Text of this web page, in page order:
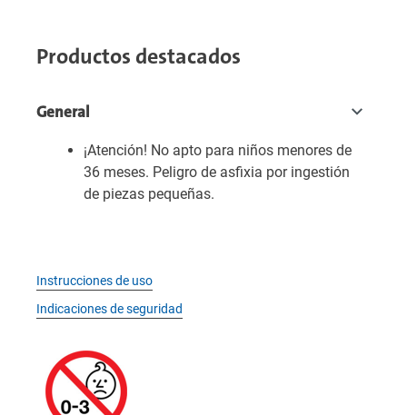
Productos destacados
General
¡Atención! No apto para niños menores de
36 meses. Peligro de asfixia por ingestión
de piezas pequeñas.
Instrucciones de uso
Indicaciones de seguridad